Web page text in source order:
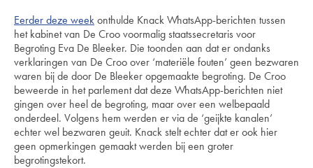
Eerder deze weekonthulde Knack WhatsApp-berichten tussen
het kabinet van De Croo voormalig staatssecretaris voor
Begroting Eva De Bleeker. Die toonden aan dat er ondanks
verklaringen van De Croo over ‘materiële fouten’ geen bezwaren
waren bij de door De Bleeker opgemaakte begroting. De Croo
beweerde in het parlement dat deze WhatsApp-berichten niet
gingen over heel de begroting, maar over een welbepaald
onderdeel. Volgens hem werden er via de ‘geijkte kanalen’
echter wel bezwaren geuit. Knack stelt echter dat er ook hier
geen opmerkingen gemaakt werden bij een groter
begrotingstekort.